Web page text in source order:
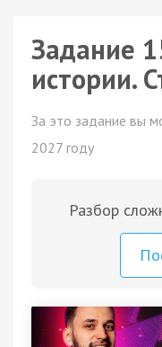
Задание
истории.
За это задание вы
2027 году
Разбор